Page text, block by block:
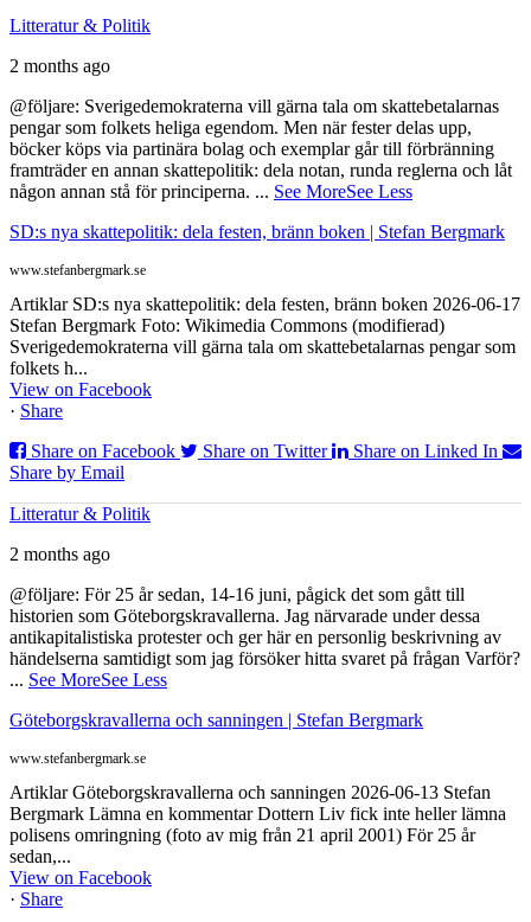
Litteratur & Politik
2 months ago
@följare: Sverigedemokraterna vill gärna tala om skattebetalarnas
pengar som folkets heliga egendom. Men när fester delas upp,
böcker köps via partinära bolag och exemplar går till förbränning
framträder en annan skattepolitik: dela notan, runda reglerna och låt
någon annan stå för principerna. ... See MoreSee Less
SD:s nya skattepolitik: dela festen, bränn boken | Stefan Bergmark
www.stefanbergmark.se
Artiklar SD:s nya skattepolitik: dela festen, bränn boken 2026-06-17
Stefan Bergmark Foto: Wikimedia Commons (modifierad)
Sverigedemokraterna vill gärna tala om skattebetalarnas pengar som
folkets h...
View on Facebook
· Share
Share on Facebook
Share on Twitter
Share on Linked In
Share by Email
Litteratur & Politik
2 months ago
@följare: För 25 år sedan, 14-16 juni, pågick det som gått till
historien som Göteborgskravallerna. Jag närvarade under dessa
antikapitalistiska protester och ger här en personlig beskrivning av
händelserna samtidigt som jag försöker hitta svaret på frågan Varför?
... See MoreSee Less
Göteborgskravallerna och sanningen | Stefan Bergmark
www.stefanbergmark.se
Artiklar Göteborgskravallerna och sanningen 2026-06-13 Stefan
Bergmark Lämna en kommentar Dottern Liv fick inte heller lämna
polisens omringning (foto av mig från 21 april 2001) För 25 år
sedan,...
View on Facebook
· Share